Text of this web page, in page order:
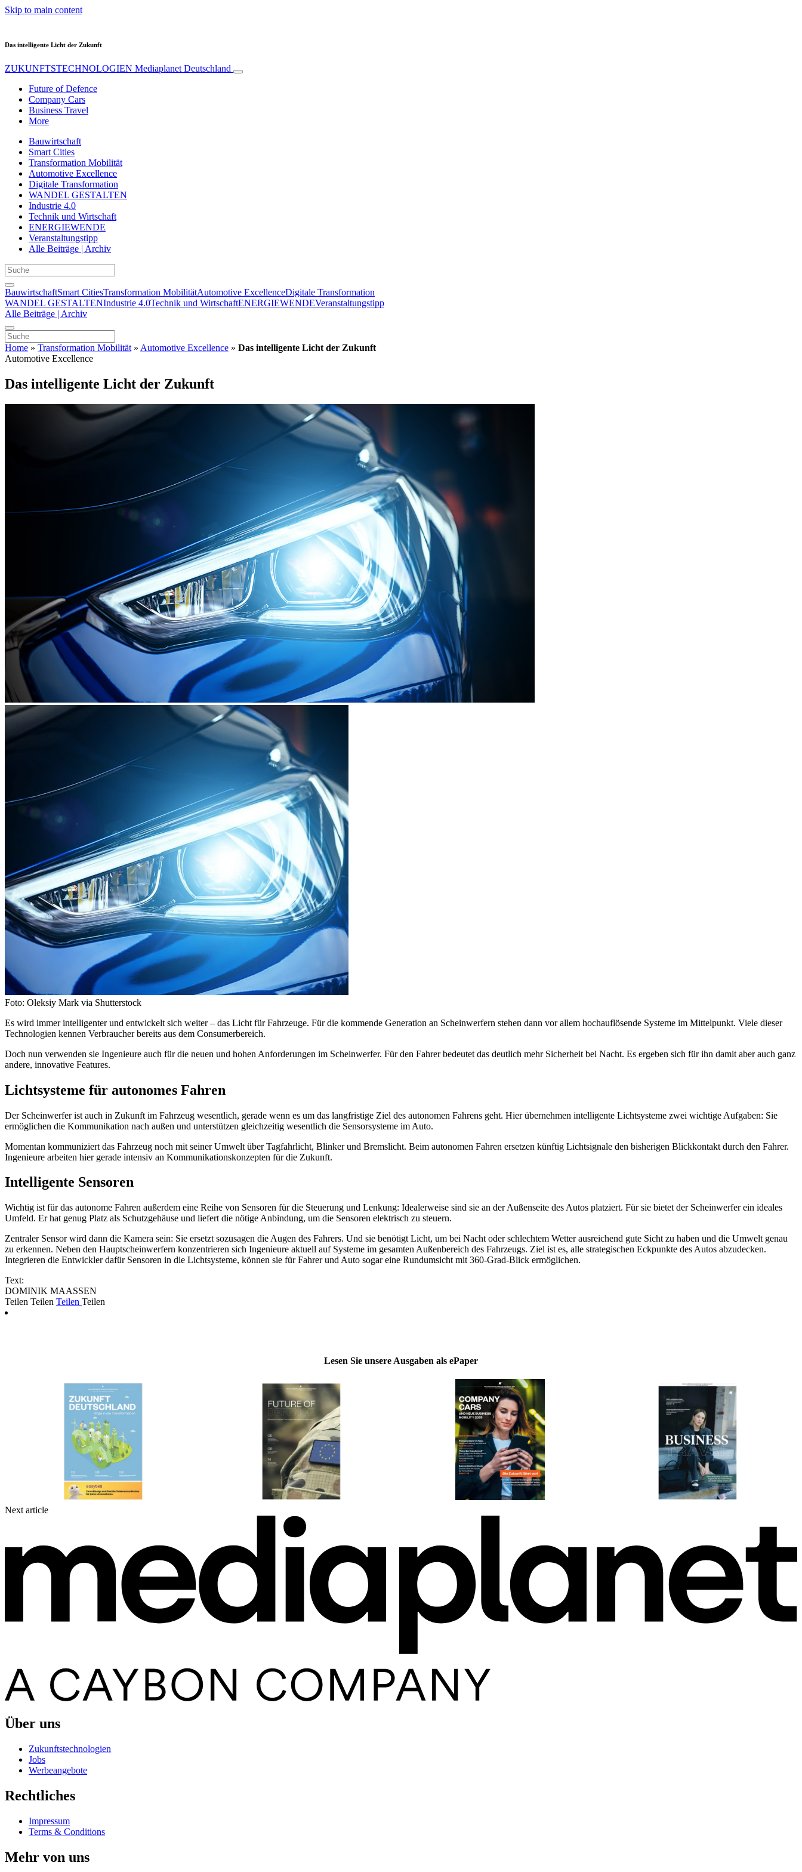
Skip to main content
Das intelligente Licht der Zukunft
ZUKUNFTSTECHNOLOGIEN Mediaplanet Deutschland
Future of Defence
Company Cars
Business Travel
More
Bauwirtschaft
Smart Cities
Transformation Mobilität
Automotive Excellence
Digitale Transformation
WANDEL GESTALTEN
Industrie 4.0
Technik und Wirtschaft
ENERGIEWENDE
Veranstaltungstipp
Alle Beiträge | Archiv
BauwirtschaftSmart CitiesTransformation MobilitätAutomotive ExcellenceDigitale Transformation
WANDEL GESTALTENIndustrie 4.0Technik und WirtschaftENERGIEWENDEVeranstaltungstipp
Alle Beiträge | Archiv
Home » Transformation Mobilität » Automotive Excellence » Das intelligente Licht der Zukunft
Automotive Excellence
Das intelligente Licht der Zukunft
Foto: Oleksiy Mark via Shutterstock
Es wird immer intelligenter und entwickelt sich weiter – das Licht für Fahrzeuge. Für die kommende Generation an Scheinwerfern stehen dann vor allem hochauflösende Systeme im Mittelpunkt. Viele dieser
Technologien kennen Verbraucher bereits aus dem Consumerbereich.
Doch nun verwenden sie Ingenieure auch für die neuen und hohen Anforderungen im Scheinwerfer. Für den Fahrer bedeutet das deutlich mehr Sicherheit bei Nacht. Es ergeben sich für ihn damit aber auch ganz
andere, innovative Features.
Lichtsysteme für autonomes Fahren
Der Scheinwerfer ist auch in Zukunft im Fahrzeug wesentlich, gerade wenn es um das langfristige Ziel des autonomen Fahrens geht. Hier übernehmen intelligente Lichtsysteme zwei wichtige Aufgaben: Sie
ermöglichen die Kommunikation nach außen und unterstützen gleichzeitig wesentlich die Sensorsysteme im Auto.
Momentan kommuniziert das Fahrzeug noch mit seiner Umwelt über Tagfahrlicht, Blinker und Bremslicht. Beim autonomen Fahren ersetzen künftig Lichtsignale den bisherigen Blickkontakt durch den Fahrer.
Ingenieure arbeiten hier gerade intensiv an Kommunikationskonzepten für die Zukunft.
Intelligente Sensoren
Wichtig ist für das autonome Fahren außerdem eine Reihe von Sensoren für die Steuerung und Lenkung: Idealerweise sind sie an der Außenseite des Autos platziert. Für sie bietet der Scheinwerfer ein ideales
Umfeld. Er hat genug Platz als Schutzgehäuse und liefert die nötige Anbindung, um die Sensoren elektrisch zu steuern.
Zentraler Sensor wird dann die Kamera sein: Sie ersetzt sozusagen die Augen des Fahrers. Und sie benötigt Licht, um bei Nacht oder schlechtem Wetter ausreichend gute Sicht zu haben und die Umwelt genau
zu erkennen. Neben den Hauptscheinwerfern konzentrieren sich Ingenieure aktuell auf Systeme im gesamten Außenbereich des Fahrzeugs. Ziel ist es, alle strategischen Eckpunkte des Autos abzudecken.
Integrieren die Entwickler dafür Sensoren in die Lichtsysteme, können sie für Fahrer und Auto sogar eine Rundumsicht mit 360-Grad-Blick ermöglichen.
Text:
DOMINIK MAASSEN
Teilen Teilen Teilen Teilen
Lesen Sie unsere Ausgaben als ePaper
Next article
Über uns
Zukunftstechnologien
Jobs
Werbeangebote
Rechtliches
Impressum
Terms & Conditions
Mehr von uns